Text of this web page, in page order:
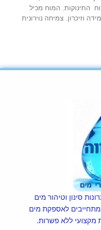
התינוקות. המוח מכיל
וזיכרון. צמיחה נוירונית
סינון וטיהור מים
לאספקת מים
מקצועי ללא פשרות.